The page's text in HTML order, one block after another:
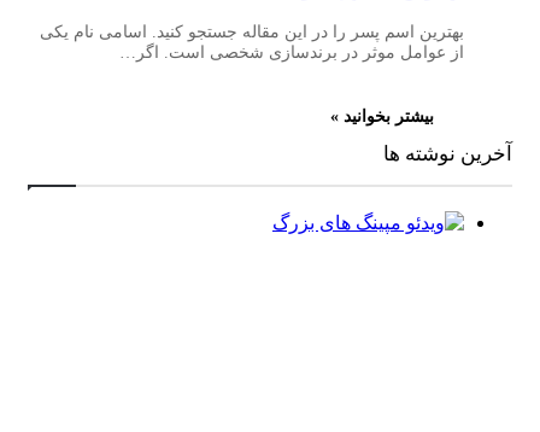
بهترین اسم پسر را در این مقاله جستجو کنید. اسامی نام یکی
از عوامل موثر در برندسازی شخصی است. اگر…
بیشتر بخوانید »
آخرین نوشته ها